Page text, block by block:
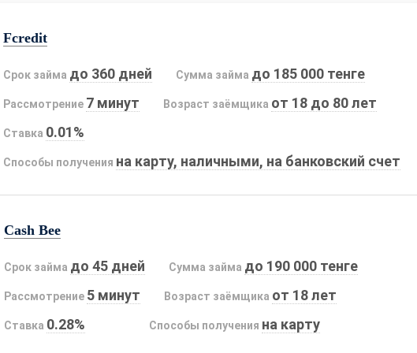
Fcredit
Срок займа до 360 дней Сумма займа до 185 000 тенге
Рассмотрение 7 минут Возраст заёмщика от 18 до 80 лет
Ставка 0.01%
Способы получения на карту, наличными, на банковский счет
Cash Bee
Срок займа до 45 дней Сумма займа до 190 000 тенге
Рассмотрение 5 минут Возраст заёмщика от 18 лет
Ставка 0.28% Способы получения на карту